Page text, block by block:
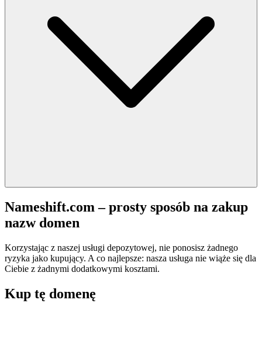
Nameshift.com – prosty sposób na zakup
nazw domen
Korzystając z naszej usługi depozytowej, nie ponosisz żadnego
ryzyka jako kupujący. A co najlepsze: nasza usługa nie wiąże się dla
Ciebie z żadnymi dodatkowymi kosztami.
Kup tę domenę